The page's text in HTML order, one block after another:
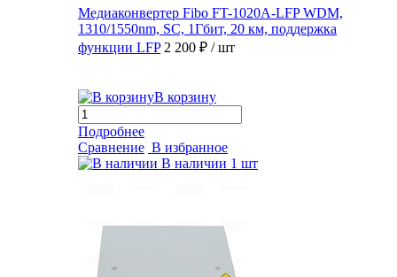
Медиаконвертер Fibo FT-1020A-LFP WDM,
1310/1550nm, SC, 1Гбит, 20 км, поддержка
функции LFP 2 200 ₽ / шт
В корзину
Подробнее
Сравнение В избранное
В наличии 1 шт